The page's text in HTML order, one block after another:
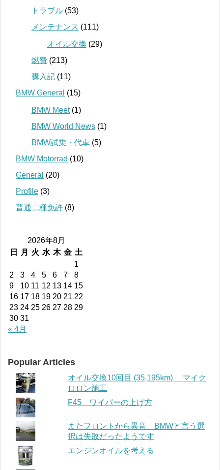
トラブル (53)
メンテナンス (111)
オイル交換 (29)
燃費 (213)
購入記 (11)
BMW General (15)
BMW Meet(1)
BMW World News (1)
BMW試乗・代車 (5)
BMW Motorrad (10)
General (20)
Profile (3)
普通二種免許 (8)
2026年8月
日
月 火 水 木 金 土
1
2
3 4 5 6 7
8
9
10 11 12 13 14 15
16 17 18 19 20 21 22
23 24 25 26 27 28 29
30 31
« 4月
Popular Articles
オイル交換10回目 (35,195km) マイク
ロロン施工
F45 ワイパーの上げ方
またフロントから異音 BMWと言う選
択は失敗だったようです
エンジンオイルを考える